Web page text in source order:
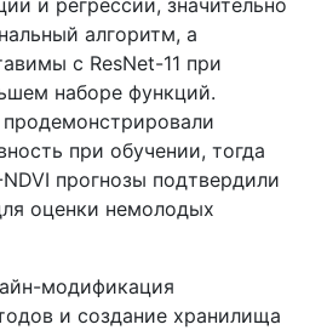
алгоритм, а
с ResNet-11 при
наборе функций.
при обучении, тогда
прогнозы подтвердили
оценки немолодых
модификация
и создание хранилища